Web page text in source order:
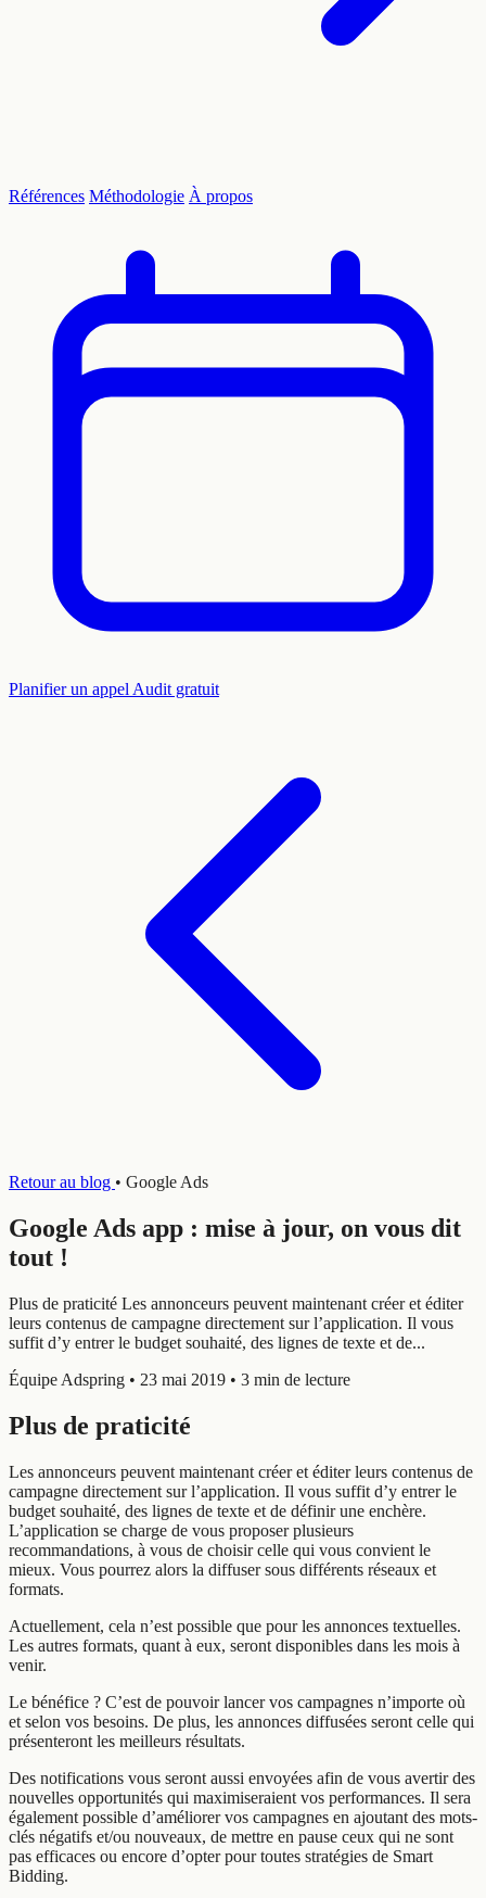
Références Méthodologie À propos
Planifier un appel Audit gratuit
Retour au blog • Google Ads
Google Ads app : mise à jour, on vous dit
tout !
Plus de praticité Les annonceurs peuvent maintenant créer et éditer
leurs contenus de campagne directement sur l’application. Il vous
suffit d’y entrer le budget souhaité, des lignes de texte et de...
Équipe Adspring • 23 mai 2019 • 3 min de lecture
Plus de praticité
Les annonceurs peuvent maintenant créer et éditer leurs contenus de
campagne directement sur l’application. Il vous suffit d’y entrer le
budget souhaité, des lignes de texte et de définir une enchère.
L’application se charge de vous proposer plusieurs
recommandations, à vous de choisir celle qui vous convient le
mieux. Vous pourrez alors la diffuser sous différents réseaux et
formats.
Actuellement, cela n’est possible que pour les annonces textuelles.
Les autres formats, quant à eux, seront disponibles dans les mois à
venir.
Le bénéfice ? C’est de pouvoir lancer vos campagnes n’importe où
et selon vos besoins. De plus, les annonces diffusées seront celle qui
présenteront les meilleurs résultats.
Des notifications vous seront aussi envoyées afin de vous avertir des
nouvelles opportunités qui maximiseraient vos performances. Il sera
également possible d’améliorer vos campagnes en ajoutant des mots-
clés négatifs et/ou nouveaux, de mettre en pause ceux qui ne sont
pas efficaces ou encore d’opter pour toutes stratégies de Smart
Bidding.